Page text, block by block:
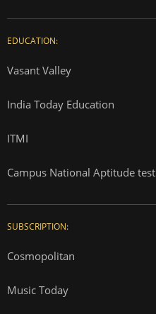
EDUCATION:
Vasant Valley
India Today Education
ITMI
Campus National Aptitude test
SUBSCRIPTION:
Cosmopolitan
Music Today